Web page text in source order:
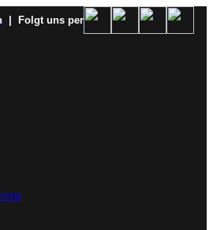
| Folgt uns per